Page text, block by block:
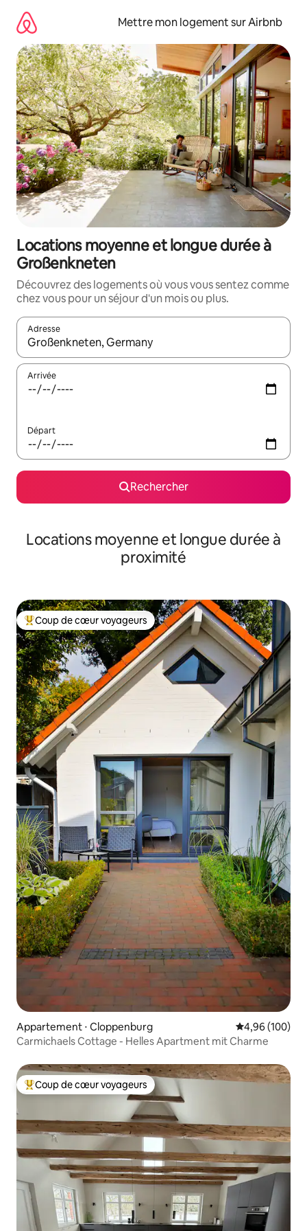
directement
contenu
Mettre mon logement sur Airbnb
Locations moyenne et longue durée à
Großenkneten
Découvrez des logements où vous vous sentez comme
chez vous pour un séjour d'un mois ou plus.
Adresse
Lorsque les résultats s'affichent, utilisez les flèches vers le
Arrivée
Départ
Rechercher
Locations moyenne et longue durée à
proximité
Coups de cœur voyageurs les plus appréciés
Coup de cœur voyageurs
Appartement ⋅ Cloppenburg Évaluation
4,96 (100)
Carmichaels Cottage - Helles Apartment mit Charme
Coups de cœur voyageurs les plus appréciés
Coup de cœur voyageurs